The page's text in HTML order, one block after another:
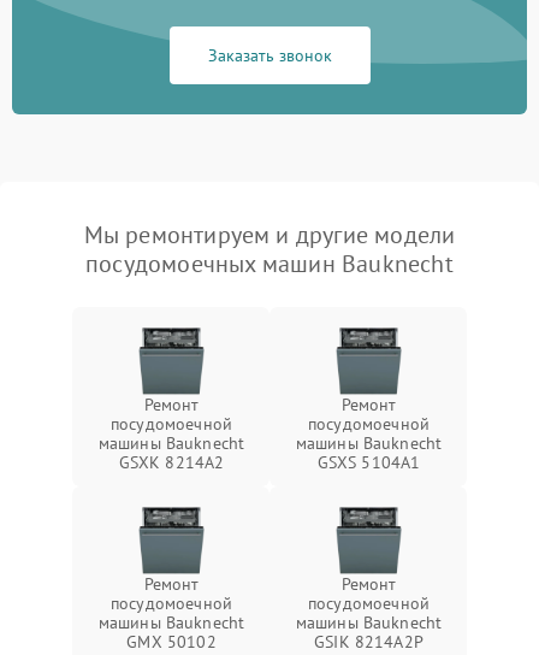
Заказать звонок
Мы ремонтируем и другие модели
посудомоечных машин Bauknecht
Ремонт
посудомоечной
машины Bauknecht
GSXK 8214A2
Ремонт
посудомоечной
машины Bauknecht
GSXS 5104A1
Ремонт
посудомоечной
машины Bauknecht
GMX 50102
Ремонт
посудомоечной
машины Bauknecht
GSIK 8214A2P